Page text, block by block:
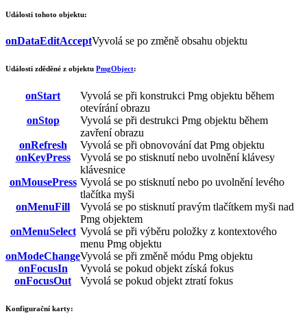
Události tohoto objektu:
onDataEditAcceptVyvolá se po změně obsahu objektu
Události zděděné z objektu PmgObject:
onStart Vyvolá se při konstrukci Pmg objektu během
otevírání obrazu
onStop
Vyvolá se při destrukci Pmg objektu během
zavření obrazu
onRefresh
Vyvolá se při obnovování datPmg objektu
onKeyPress
Vyvolá se po stisknutí nebo uvolnění klávesy
klávesnice
onMousePress Vyvolá se po stisknutí nebo po uvolnění levého
tlačítka myši
onMenuFill
Vyvolá se po stisknutí pravým tlačítkem myši nad
Pmg objektem
onMenuSelect Vyvolá se při výběru položky z kontextového
menu Pmg objektu
onModeChangeVyvolá se při změně módu Pmg objektu
onFocusIn
Vyvolá se pokud objekt získá fokus
onFocusOut
Vyvolá se pokud objekt ztratí fokus
Konfigurační karty: